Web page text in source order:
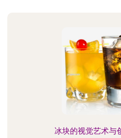
冰块的视觉艺术与